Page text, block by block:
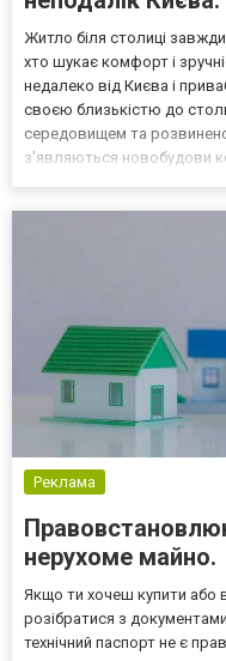
Житло біля столиці
хто шукає комфорт і
недалеко від Києва і
своєю близькістю до
середовищем та
з'являються новобудови
Реклама
нерухоме майно.
Якщо ти хочеш купити або
розібратися з
технічний паспорт не є